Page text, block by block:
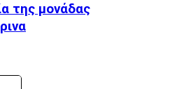
της μονάδας